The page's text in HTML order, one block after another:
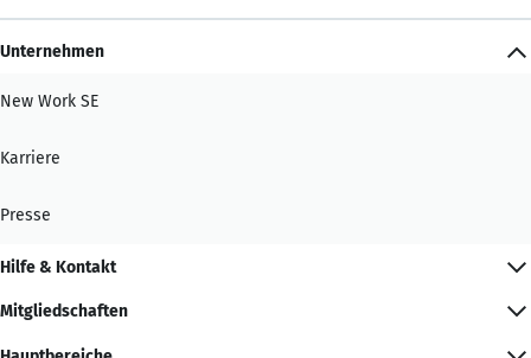
Unternehmen
New Work SE
Karriere
Presse
Hilfe & Kontakt
Mitgliedschaften